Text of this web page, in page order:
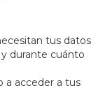
tus datos
durante cuánto
a acceder a tus